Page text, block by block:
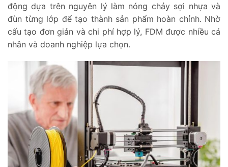
động dựa trên nguyên lý làm nóng chảy sợi nhựa và
đùn từng lớp để tạo thành sản phẩm hoàn chỉnh. Nhờ
cấu tạo đơn giản và chi phí hợp lý, FDM được nhiều cá
nhân và doanh nghiệp lựa chọn.